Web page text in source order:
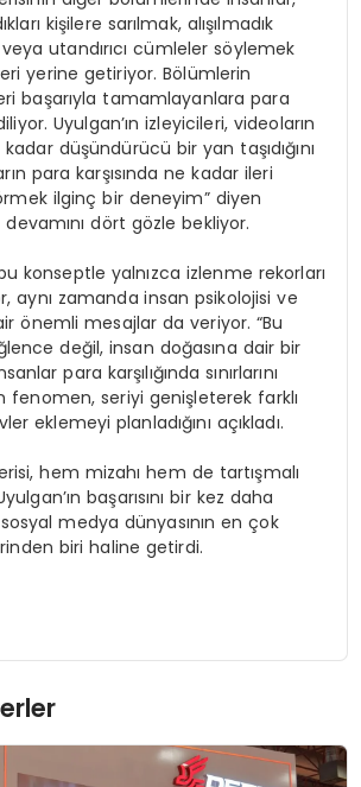
kişilere sarılmak, alışılmadık
utandırıcı cümleler söylemek
yerine getiriyor. Bölümlerin
başarıyla tamamlayanlara para
Uyulgan’ın izleyicileri, videoların
düşündürücü bir yan taşıdığını
para karşısında ne kadar ileri
ilginç bir deneyim” diyen
dört gözle bekliyor.
konseptle yalnızca izlenme rekorları
aynı zamanda insan psikolojisi ve
önemli mesajlar da veriyor. “Bu
değil, insan doğasına dair bir
para karşılığında sınırlarını
fenomen, seriyi genişleterek farklı
eklemeyi planladığını açıkladı.
hem mizahı hem de tartışmalı
başarısını bir kez daha
medya dünyasının en çok
biri haline getirdi.